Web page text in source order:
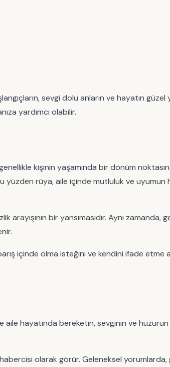
sevgi dolu anların ve hayatın
yardımcı olabilir.
kişinin yaşamında bir dönüm
yüzden rüya, aile içinde mutluluk ve
arayışının bir yansımasıdır. Aynı
içinde olma isteğini ve kendini ifade etme
aile hayatında bereketin, sevginin ve
olarak görür. Geleneksel yorumlarda,